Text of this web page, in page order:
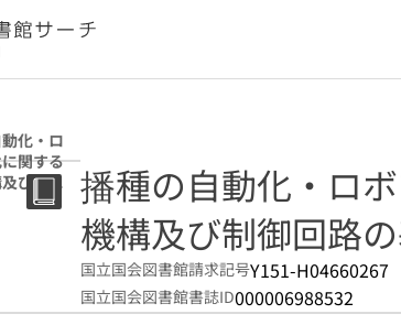
化・ロ
関する
び制御
礎研究
播種の自動化・ロ
機構及び制御回路
国立国会図書館請求記号Y151-H04660267
国立国会図書館書誌ID000006988532